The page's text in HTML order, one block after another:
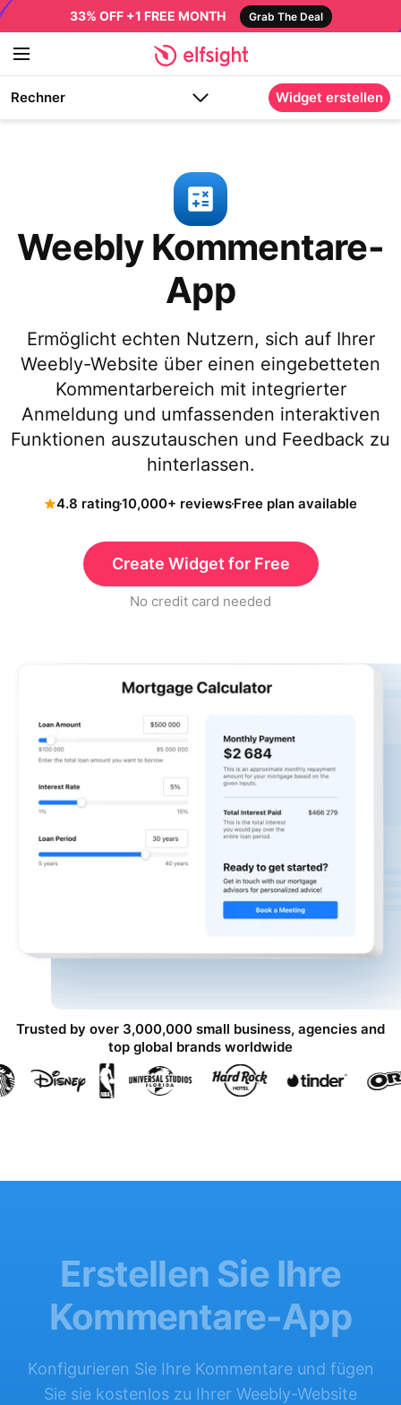
33% OFF +1 FREE MONTH Grab The Deal
Rechner Widget erstellen
Weebly Kommentare-
App
Ermöglicht echten Nutzern, sich auf Ihrer
Weebly-Website über einen eingebetteten
Kommentarbereich mit integrierter
Anmeldung und umfassenden interaktiven
Funktionen auszutauschen und Feedback zu
hinterlassen.
4.8 rating10,000+ reviewsFree plan available
Create Widget for Free
No credit card needed
Trusted by over 3,000,000 small business, agencies and
top global brands worldwide
Erstellen Sie Ihre
Kommentare-App
Konfigurieren Sie Ihre Kommentare und fügen
Sie sie kostenlos zu Ihrer Weebly-Website